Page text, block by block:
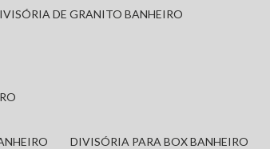
DIVISÓRIA DE GRANITO BANHEIRO
DIVISÓRIA PARA BOX BANHEIRO